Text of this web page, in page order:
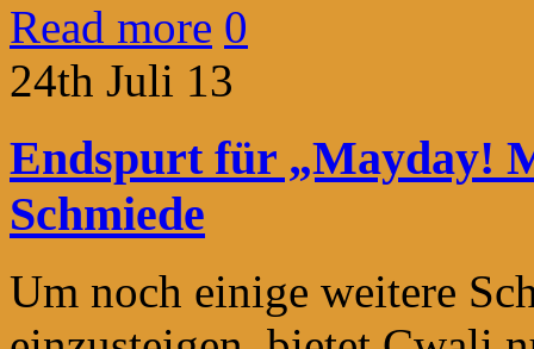
Read more 0
24th Juli 13
Endspurt für „Mayday!
Schmiede
Um noch einige weitere